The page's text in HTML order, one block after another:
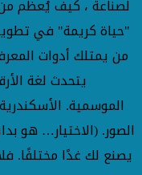
لصناعة ، كيف يُعظم من
"حياة كريمة" في
من يمتلك أدوات
يتحدث لغة
الموسمية.
الصور. (الاختيار… هو
يصنع لك غدًا مختلفًا.